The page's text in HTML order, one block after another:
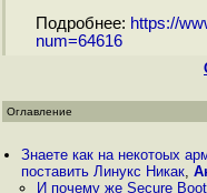
Подробнее: https://
num=64616
Оглавление
Знаете как на некотоых
поставить Линукс Никак,
И почему же Secure